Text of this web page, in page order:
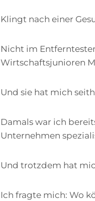
Klingt nach einer
Nicht im
Wirtschaftsjunioren
Und sie hat mich
Damals war ich
Unternehmen
Und trotzdem hat
Ich fragte mich: Wo